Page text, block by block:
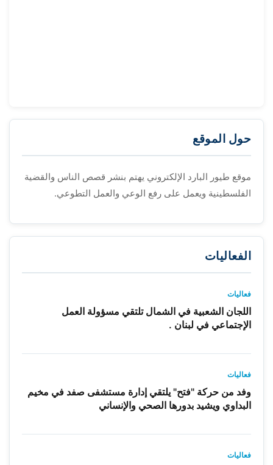
حول الموقع
موقع طيور البارد الإلكتروني يهتم بنشر قصص الناس والقضية
الفلسطينية ويعمل على رفع الوعي والعمل التطوعي.
الفعاليات
فعاليات
اللجان الشعبية في الشمال تلتقي مسؤولة العمل
الإجتماعي في لبنان .
فعاليات
وفد من حركة "فتح" يلتقي إدارة مستشفى صفد في مخيم
البداوي ويشيد بدورها الصحي والإنساني
فعاليات